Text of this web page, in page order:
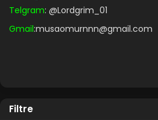
Telgram: @Lordgrim_01
Gmail:musaomurnnn@gmail.com
Filtre